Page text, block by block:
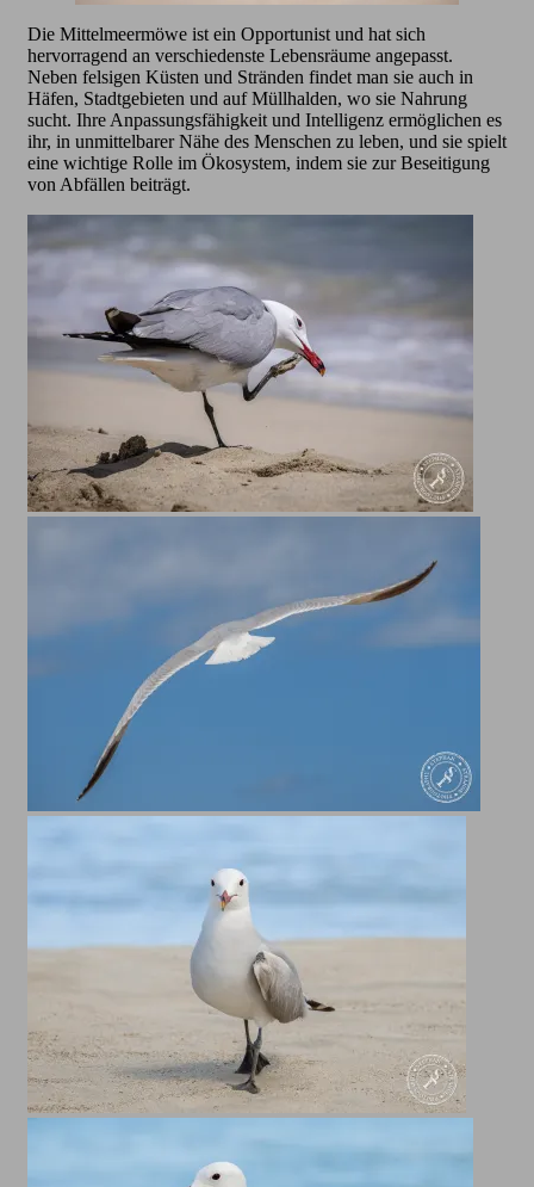
Die Mittelmeermöwe ist ein Opportunist und hat sich
hervorragend an verschiedenste Lebensräume angepasst.
Neben felsigen Küsten und Stränden findet man sie auch in
Häfen, Stadtgebieten und auf Müllhalden, wo sie Nahrung
sucht. Ihre Anpassungsfähigkeit und Intelligenz ermöglichen es
ihr, in unmittelbarer Nähe des Menschen zu leben, und sie spielt
eine wichtige Rolle im Ökosystem, indem sie zur Beseitigung
von Abfällen beiträgt.